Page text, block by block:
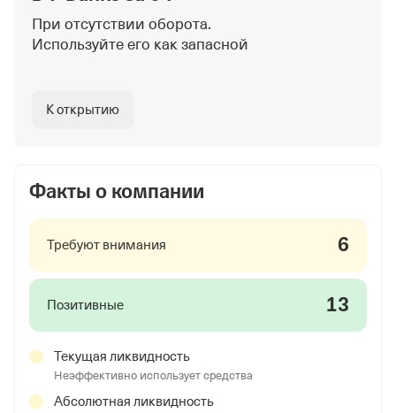
При отсутствии оборота.
Используйте его как запасной
К открытию
Факты о компании
Требуют внимания 6
Позитивные 13
Текущая ликвидность
Неэффективно использует средства
Абсолютная ликвидность